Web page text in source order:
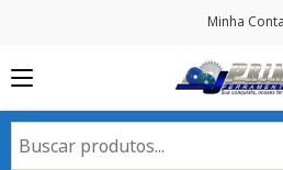
Minha Conta